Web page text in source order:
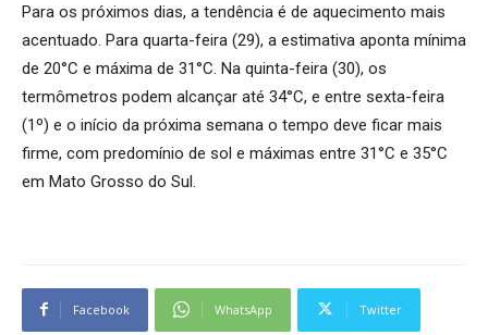
Para os próximos dias, a tendência é de aquecimento mais
acentuado. Para quarta-feira (29), a estimativa aponta mínima
de 20°C e máxima de 31°C. Na quinta-feira (30), os
termômetros podem alcançar até 34°C, e entre sexta-feira
(1º) e o início da próxima semana o tempo deve ficar mais
firme, com predomínio de sol e máximas entre 31°C e 35°C
em Mato Grosso do Sul.
Facebook WhatsApp Twitter